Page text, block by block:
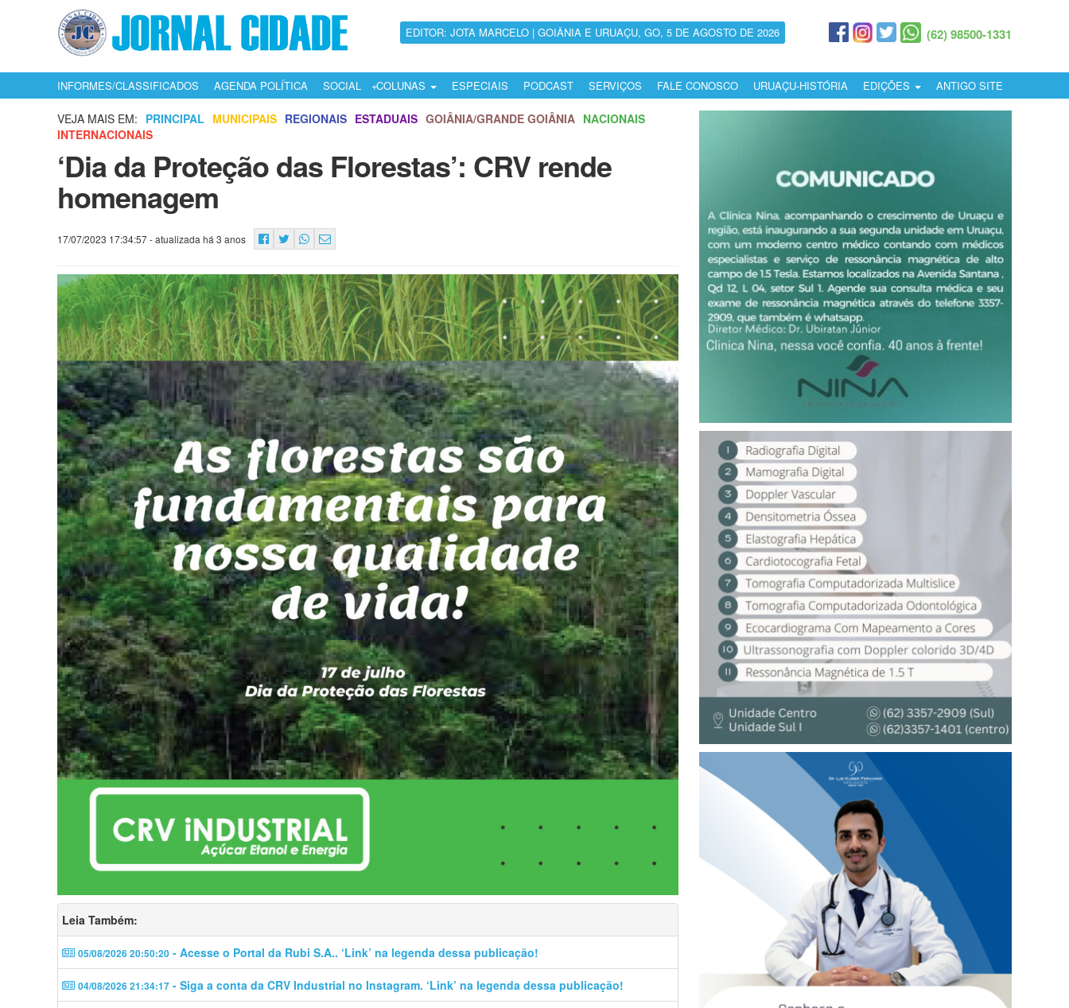
EDITOR: JOTA MARCELO | GOIÂNIA E URUAÇU, GO, 5 DE AGOSTO DE 2026 (62) 98500-1331
INFORMES/CLASSIFICADOS AGENDA POLÍTICA SOCIAL COLUNAS ESPECIAIS PODCAST SERVIÇOS FALE CONOSCO URUAÇU-HISTÓRIA EDIÇÕES ANTIGO SITE
VEJA MAIS EM: PRINCIPAL MUNICIPAIS REGIONAIS ESTADUAIS GOIÂNIA/GRANDE GOIÂNIA NACIONAIS
INTERNACIONAIS
‘Dia da Proteção das Florestas’: CRV rende
homenagem
17/07/2023 17:34:57- atualizada há 3 anos
Leia Também:
05/08/2026 20:50:20 - Acesse o Portal da Rubi S.A.. ‘Link’ na legenda dessa publicação!
04/08/2026 21:34:17 - Siga a conta da CRV Industrial no Instagram. ‘Link’ na legenda dessa publicação!